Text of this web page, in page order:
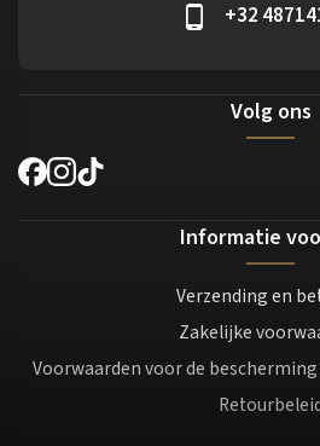
+32
Volg ons
Informatie
Verzending en
Zakelijke
Voorwaarden voor de